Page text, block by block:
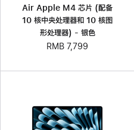
Air Apple M4 芯片 (配备
10 核中央处理器和 10 核图
形处理器) - 银色
RMB 7,799